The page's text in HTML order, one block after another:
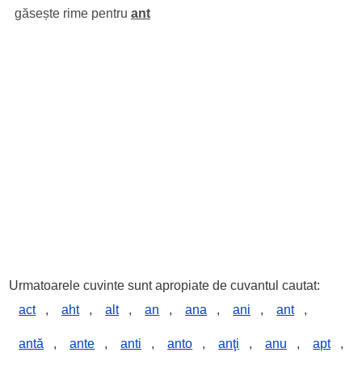
găsește rime pentru ant
Urmatoarele cuvinte sunt apropiate de cuvantul cautat:
act
, aht , alt , an , ana , ani , ant ,
antă , ante , anti , anto , anţi , anu , apt ,